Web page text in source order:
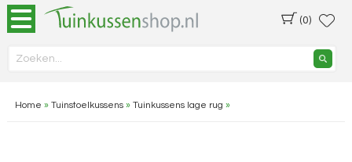
(0)
Home » Tuinstoelkussens» Tuinkussens lage rug »